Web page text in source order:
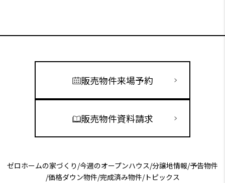
販売物件来場予約
販売物件資料請求
ゼロホームの家づくり /今週のオープンハウス/分譲地情報/予告物件
/価格ダウン物件/完成済み物件/トピックス